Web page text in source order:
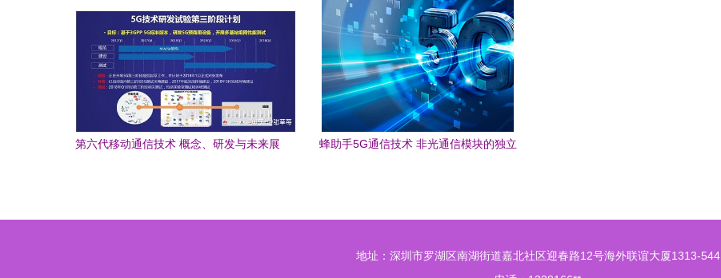
第六代移动通信技术 概念、研发与未来展
蜂助手5G通信技术 非光通信模块的独立
地址：深圳市罗湖区南湖街道嘉北社区迎春路12号海外联谊大厦1313-544